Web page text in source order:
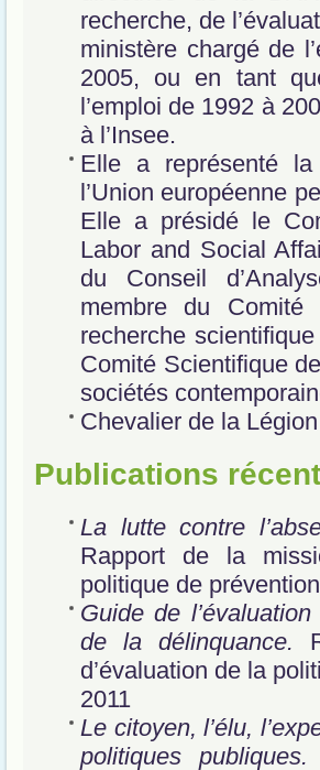
recherche, de
ministère chargé de
2005, ou en tant
l’emploi de 1992 à
à l’Insee.
Elle a représenté
l’Union européenne
Elle a présidé le
Labor and Social
du Conseil
membre du
recherche
Comité Scientifique
sociétés
Chevalier de la
Publications
La lutte contre
Rapport de la
politique de
Guide de
de la délinquance.
d’évaluation de la
2011
Le citoyen, l’élu,
politiques publiques.